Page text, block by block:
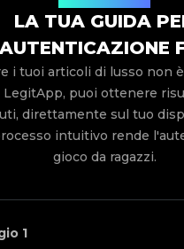
LA TUA GUIDA
i tuoi articoli di lusso non
LegitApp, puoi ottenere
direttamente sul tuo
intuitivo rende
gioco da ragazzi.
1